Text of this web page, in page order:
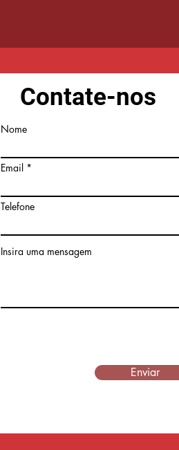
Contate-nos
Nome
Email
Telefone
Insira uma mensagem
Enviar